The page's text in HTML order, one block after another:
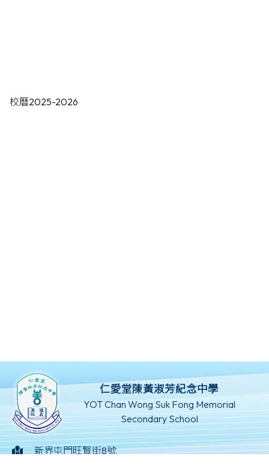
校曆2025-2026
仁愛堂陳黃淑芳紀念中學
YOT Chan Wong Suk Fong Memorial
Secondary School
新界屯門旺賢街8號